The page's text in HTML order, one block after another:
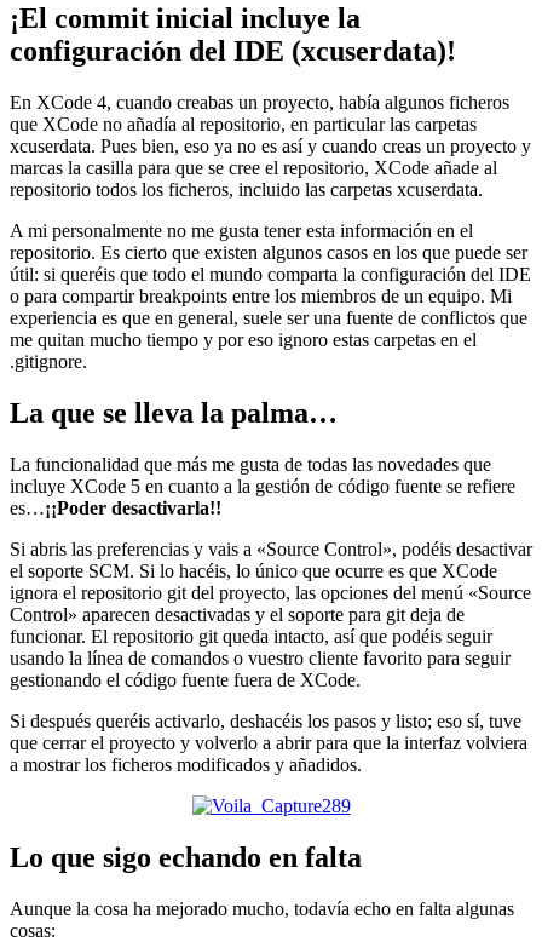
¡El commit inicial incluye la
configuración del IDE (xcuserdata)!
En XCode 4, cuando creabas un proyecto, había algunos ficheros
que XCode no añadía al repositorio, en particular las carpetas
xcuserdata. Pues bien, eso ya no es así y cuando creas un proyecto y
marcas la casilla para que se cree el repositorio, XCode añade al
repositorio todos los ficheros, incluido las carpetas xcuserdata.
A mi personalmente no me gusta tener esta información en el
repositorio. Es cierto que existen algunos casos en los que puede ser
útil: si queréis que todo el mundo comparta la configuración del IDE
o para compartir breakpoints entre los miembros de un equipo. Mi
experiencia es que en general, suele ser una fuente de conflictos que
me quitan mucho tiempo y por eso ignoro estas carpetas en el
.gitignore.
La que se lleva la palma…
La funcionalidad que más me gusta de todas las novedades que
incluye XCode 5 en cuanto a la gestión de código fuente se refiere
es…¡¡Poder desactivarla!!
Si abris las preferencias y vais a «Source Control», podéis desactivar
el soporte SCM. Si lo hacéis, lo único que ocurre es que XCode
ignora el repositorio git del proyecto, las opciones del menú «Source
Control» aparecen desactivadas y el soporte para git deja de
funcionar. El repositorio git queda intacto, así que podéis seguir
usando la línea de comandos o vuestro cliente favorito para seguir
gestionando el código fuente fuera de XCode.
Si después queréis activarlo, deshacéis los pasos y listo; eso sí, tuve
que cerrar el proyecto y volverlo a abrir para que la interfaz volviera
a mostrar los ficheros modificados y añadidos.
Lo que sigo echando en falta
Aunque la cosa ha mejorado mucho, todavía echo en falta algunas
cosas: